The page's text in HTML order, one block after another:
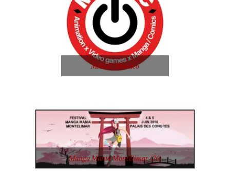
MAGIC Monaco
Manga Mania Montélimar (26)